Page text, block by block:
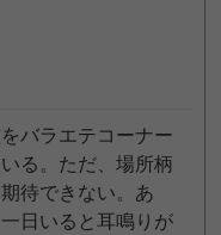
バラエテコーナー
る。ただ、場所柄
待できない。あ
日いると耳鳴りが